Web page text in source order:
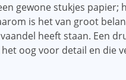
gewone stukjes
is het van groot
heeft staan. Een
oog voor detail en die